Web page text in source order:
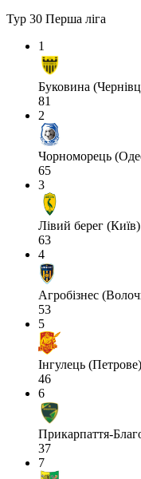
Тур 30 Перша ліга
1
Буковина
81
2
Чорноморець
65
3
Лівий берег (Київ)
63
4
Агробізнес
53
5
Інгулець (Петрове)
46
6
Прикарпаття-
37
7